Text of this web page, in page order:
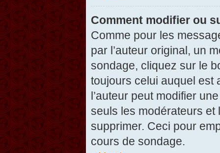
Comment modifier ou
Comme pour les
par l’auteur original, un
sondage, cliquez sur le
toujours celui auquel est
l’auteur peut modifier
seuls les modérateurs et
supprimer. Ceci pour
cours de sondage.